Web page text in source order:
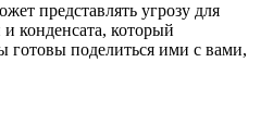
представлять угрозу для
конденсата, который
готовы поделиться ими с вами,